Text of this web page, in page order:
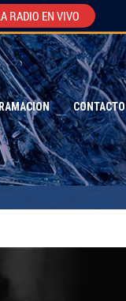
CONTACTO
RADIO EN VIVO